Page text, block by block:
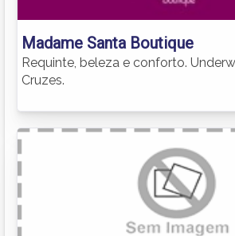
Madame Santa Boutique
Requinte, beleza e conforto.
Cruzes.